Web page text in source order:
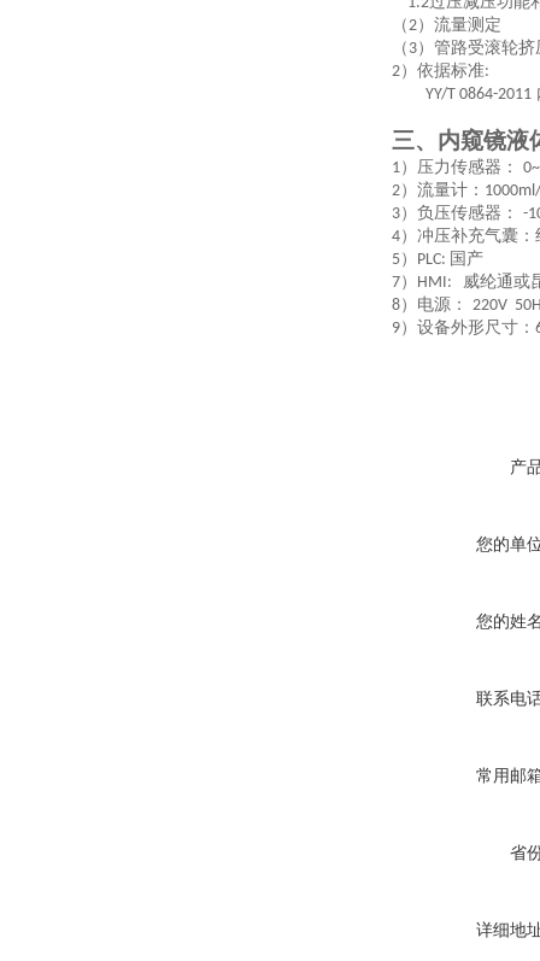
（2）流量测定
（ 3）管路受滚轮
2）依据标准:
YY/T 0864-2011
三、内窥镜液
1）压力传感器：
2）流量计：
3）负压传感器： -
4）冲压补充气囊：
5） PLC: 国产
7） HMI: 威纶通或
8）电源： 220V
9）设备外形尺寸：
产
您的单
您的姓
联系电
常用邮
省
详细地